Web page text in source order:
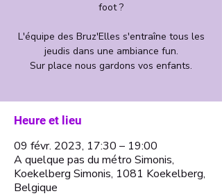
foot ?
L'équipe des Bruz'Elles s'entraîne tous les
jeudis dans une ambiance fun.
Sur place nous gardons vos enfants.
Heure et lieu
09 févr. 2023, 17:30 – 19:00
A quelque pas du métro Simonis,
Koekelberg Simonis, 1081 Koekelberg,
Belgique